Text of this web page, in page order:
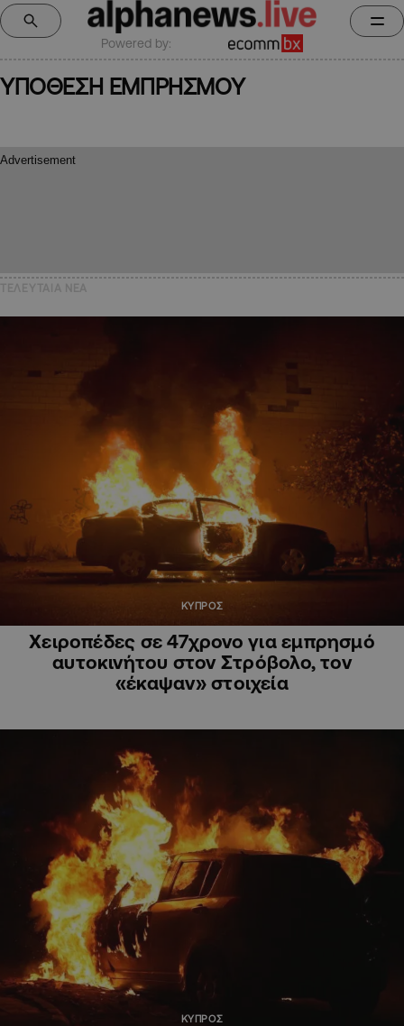
Powered by:
ΥΠΟΘΕΣΗ ΕΜΠΡΗΣΜΟΥ
ΚΥΠΡΟΣ
Χειροπέδες σε 47χρονο για εμπρησμό
αυτοκινήτου στον Στρόβολο, τον
«έκαψαν» στοιχεία
ΚΥΠΡΟΣ